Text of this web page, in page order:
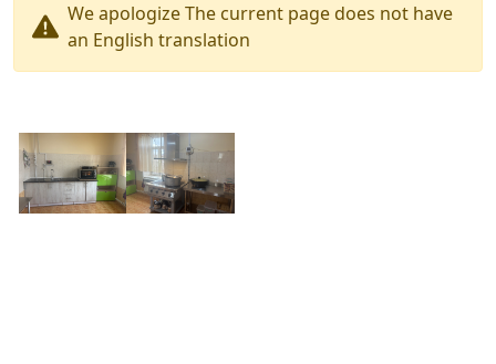
We apologize The current page does not have
an English translation